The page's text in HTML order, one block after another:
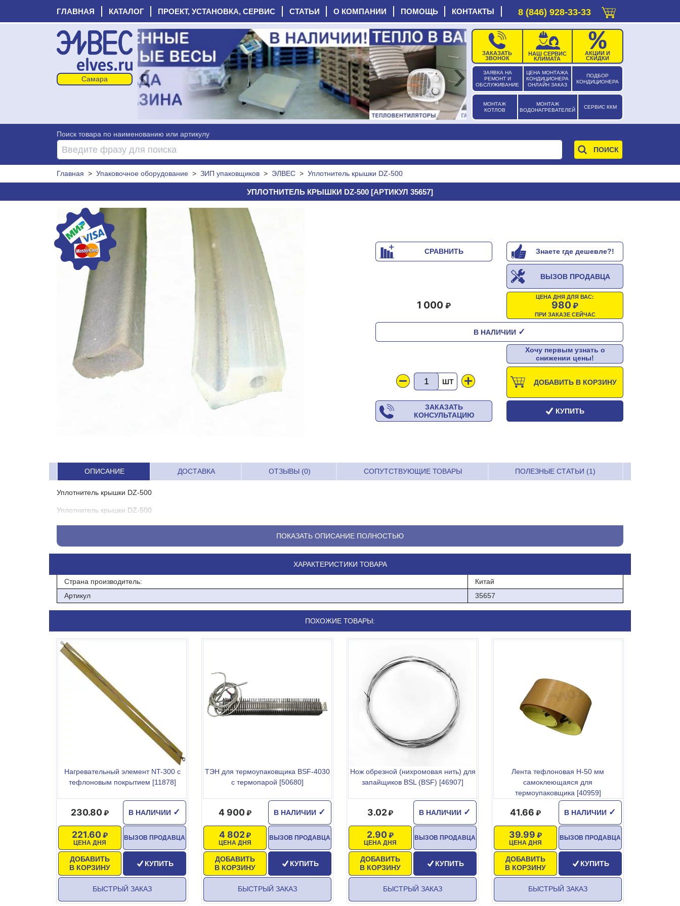
ГЛАВНАЯ КАТАЛОГ ПРОЕКТ, УСТАНОВКА, СЕРВИС СТАТЬИ О КОМПАНИИ ПОМОЩЬ КОНТАКТЫ 8 (846) 928-33-33
ЗАЯВКА НА
РЕМОНТ И
ОБСЛУЖИВАНИЕ
ЦЕНА МОНТАЖА
КОНДИЦИОНЕРА
ОНЛАЙН ЗАКАЗ
ПОДБОР
КОНДИЦИОНЕРА
МОНТАЖ
КОТЛОВ
МОНТАЖ
ВОДОНАГРЕВАТЕЛЕЙ
СЕРВИС ККМ
ЗАКАЗАТЬ
ЗВОНОК
НАШ СЕРВИС
КЛИМАТА
АКЦИИ И
СКИДКИ
‹ ›
Поиск товара по наименованию или артикулу
Главная > Упаковочное оборудование > ЗИП упаковщиков > ЭЛВЕС > Уплотнитель крышки DZ-500
УПЛОТНИТЕЛЬ КРЫШКИ DZ-500 [АРТИКУЛ 35657]
СРАВНИТЬ Знаете где дешевле?!
ВЫЗОВ ПРОДАВЦА
ЦЕНА ДНЯ ДЛЯ ВАС:
980
ПРИ ЗАКАЗЕ СЕЙЧАС
1 000
В НАЛИЧИИ ✓
Хочу первым узнать о
снижении цены!
ШТ ДОБАВИТЬ В КОРЗИНУ
ЗАКАЗАТЬ
КОНСУЛЬТАЦИЮ
КУПИТЬ
ОПИСАНИЕ ДОСТАВКА ОТЗЫВЫ (0) СОПУТСТВУЮЩИЕ ТОВАРЫ ПОЛЕЗНЫЕ СТАТЬИ (1)
Уплотнитель крышки DZ-500
Уплотнитель крышки DZ-500
ПОКАЗАТЬ ОПИСАНИЕ ПОЛНОСТЬЮ
ХАРАКТЕРИСТИКИ ТОВАРА
Страна производитель:
Китай
Артикул
35657
ПОХОЖИЕ ТОВАРЫ:
Нагревательный элемент NT-300 с
тефлоновым покрытием [11878]
В НАЛИЧИИ ✓
230.80
ЦЕНА ДНЯ
221.60
ДОБАВИТЬ
В КОРЗИНУ
ВЫЗОВ ПРОДАВЦА
КУПИТЬ
БЫСТРЫЙ ЗАКАЗ
ТЭН для термоупаковщика BSF-4030
с термопарой [50680]
В НАЛИЧИИ ✓
4 900
ЦЕНА ДНЯ
4 802
ДОБАВИТЬ
В КОРЗИНУ
ВЫЗОВ ПРОДАВЦА
КУПИТЬ
БЫСТРЫЙ ЗАКАЗ
Нож обрезной (нихромовая нить) для
запайщиков BSL (BSF) [46907]
В НАЛИЧИИ ✓
3.02
ЦЕНА ДНЯ
2.90
ДОБАВИТЬ
В КОРЗИНУ
ВЫЗОВ ПРОДАВЦА
КУПИТЬ
БЫСТРЫЙ ЗАКАЗ
Лента тефлоновая H-50 мм
самоклеющаяся для
термоупаковщика [40959]
В НАЛИЧИИ ✓
41.66
ЦЕНА ДНЯ
39.99
ДОБАВИТЬ
В КОРЗИНУ
ВЫЗОВ ПРОДАВЦА
КУПИТЬ
БЫСТРЫЙ ЗАКАЗ